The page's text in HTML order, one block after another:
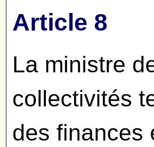
Article 8
La ministre
collectivités
des finances